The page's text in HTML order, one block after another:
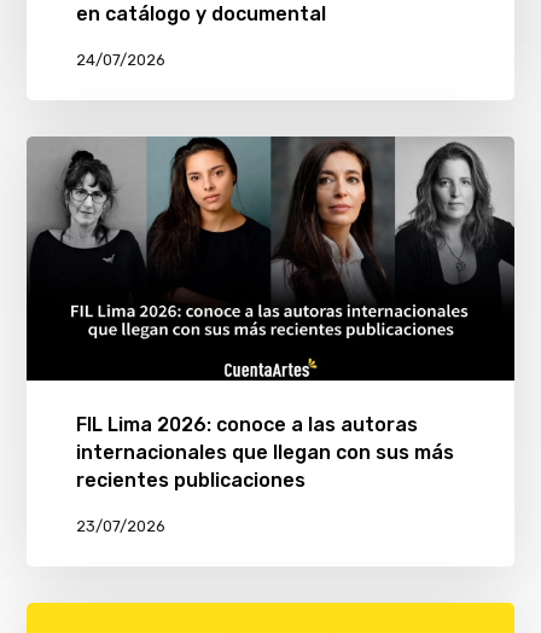
en catálogo y documental
24/07/2026
FIL Lima 2026: conoce a las autoras
internacionales que llegan con sus más
recientes publicaciones
23/07/2026